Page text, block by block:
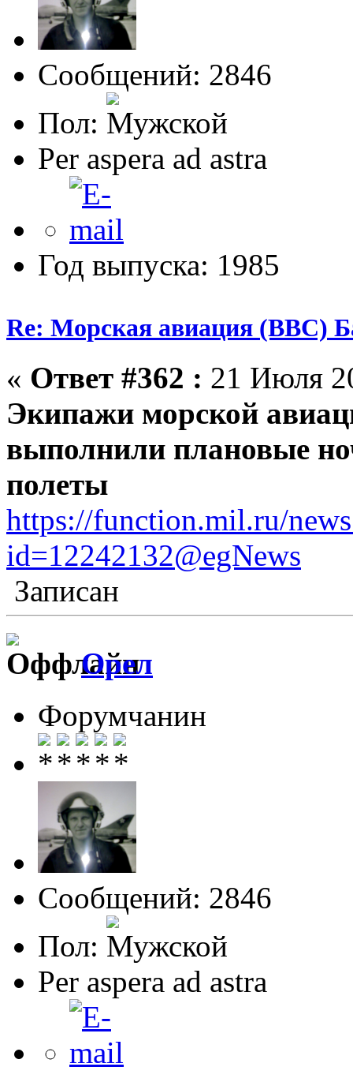
Сообщений: 2846
Пол:
Per aspera ad astra
Год выпуска: 1985
Re: Морская авиация (ВВС)
« Ответ #362 : 21 Июля
Экипажи морской
выполнили плановые
полеты
https://function.mil.ru/
id=12242132@egNews
Записан
Орел
Форумчанин
Сообщений: 2846
Пол:
Per aspera ad astra